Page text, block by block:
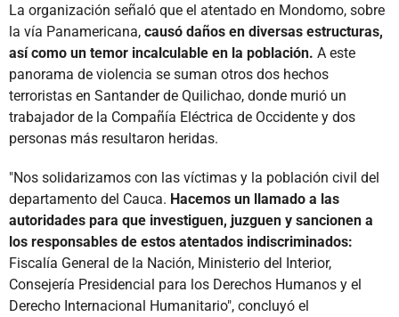
La organización señaló que el atentado en Mondomo, sobre
la vía Panamericana, causó daños en diversas estructuras,
así como un temor incalculable en la población. A este
panorama de violencia se suman otros dos hechos
terroristas en Santander de Quilichao, donde murió un
trabajador de la Compañía Eléctrica de Occidente y dos
personas más resultaron heridas.
"Nos solidarizamos con las víctimas y la población civil del
departamento del Cauca. Hacemos un llamado a las
autoridades para que investiguen, juzguen y sancionen a
los responsables de estos atentados indiscriminados:
Fiscalía General de la Nación, Ministerio del Interior,
Consejería Presidencial para los Derechos Humanos y el
Derecho Internacional Humanitario", concluyó el